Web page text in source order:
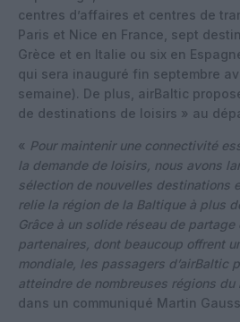
centres d’affaires et centres de
Paris et Nice en France, sept
Grèce et en Italie ou six en
qui sera inauguré fin septembre
semaine). De plus, airBaltic
de destinations de loisirs » au
« Pour maintenir une connectivité
la demande de loisirs, nous avons
sélection de nouvelles destinations
relie la région de la Baltique à plus
Grâce à un solide réseau de
partenaires, dont beaucoup offrent
mondiale, les passagers d’airBaltic
atteindre de nombreuses régions du
dans un communiqué Martin